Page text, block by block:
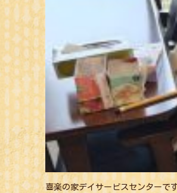
喜楽の家デイサービスセンターで